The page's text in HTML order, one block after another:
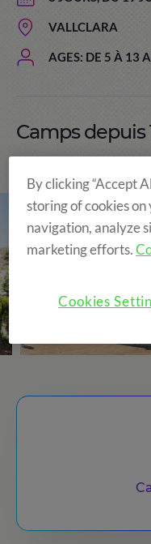
VALLCLARA
AGES: DE 5 À 13
Camps depuis
By clicking “Accept
storing of cookies
navigation, analyze
marketing efforts.
Cookies